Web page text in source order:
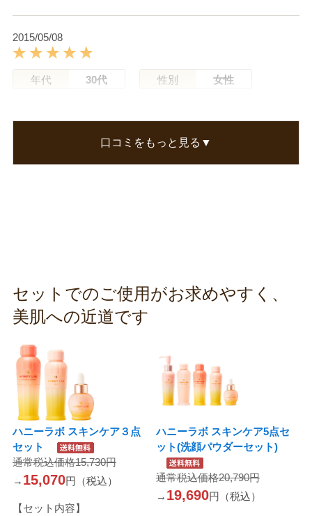
2015/05/08
年代 30代 性別 女性
きなくなりました！
口コミをもっと見る▼
セットでのご使用がお求めやすく、
美肌への近道です
ハニーラボ スキンケア３点
セット
通常税込価格15,730円
→ 15,070円（税込）
【セット内容】
ハニーラボ スキンケア5点セ
ット(洗顔パウダーセット)
通常税込価格20,790円
→ 19,690円（税込）